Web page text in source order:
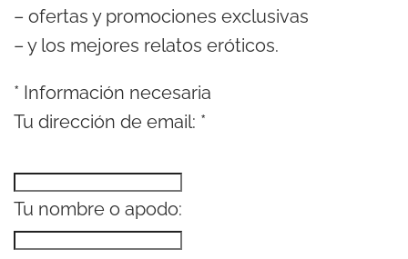
– ofertas y promociones exclusivas
– y los mejores relatos eróticos.
* Información necesaria
Tu dirección de email: *
Tu nombre o apodo: